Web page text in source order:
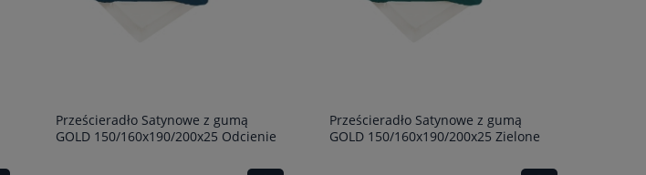
Prześcieradło Satynowe z gumą
GOLD 150/160x190/200x25 Odcienie
Prześcieradło Satynowe z gumą
GOLD 150/160x190/200x25 Zielone